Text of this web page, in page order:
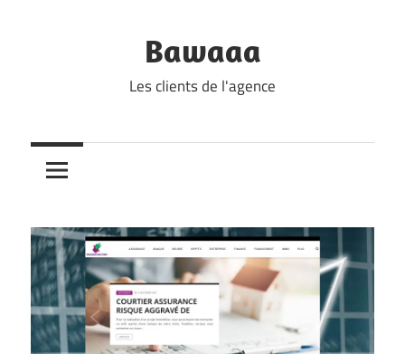
Bawaaa
Les clients de l'agence